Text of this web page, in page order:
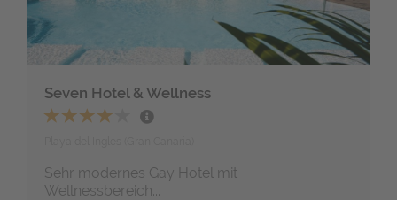
Seven Hotel & Wellness
Sehr modernes Gay Hotel mit
Wellnessbereich...